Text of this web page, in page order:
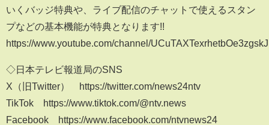
いくバッジ特典や、ライブ配信のチャットで使えるスタン
プなどの基本機能が特典となります!!
https://www.youtube.com/channel/
◇日本テレビ報道局のSNS
X（旧Twitter） https://twitter.com/news24ntv
TikTok https://www.tiktok.com/@ntv.news
Facebook https://www.facebook.com/ntvnews24